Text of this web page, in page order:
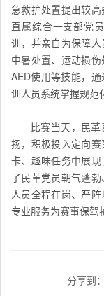
急救护处置提出较高
直属综合一支部党
训，并亲自为保障
中暑处置、运动损
AED使用等技能，
训人员系统掌握规范
比赛当天， 民
扬，积极投入定向
卡、趣味任务中展
了民革党员朝气蓬
人员全程在岗、严
专业服务为赛事保驾
分享到：